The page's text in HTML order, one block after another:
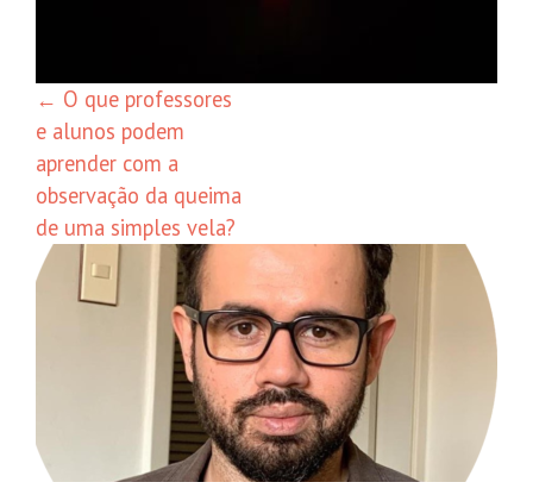
← O que professores
e alunos podem
aprender com a
observação da queima
de uma simples vela?